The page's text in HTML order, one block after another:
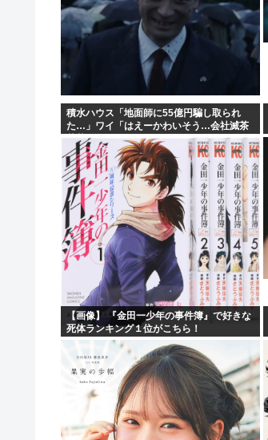
積水ハウス「地面師に55億円騙し取られ
た…」ワイ「はえーかわいそう…会社滅茶
苦茶やろなぁ」→
【画像】 『金田一少年の事件簿』で好きな
死体ランキング１位がこちら！